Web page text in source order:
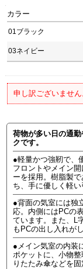
カラー
01ブラック
03ネイビー
申し訳ございませ
荷物が多い日の通
クです。
●軽量かつ強靭で、
フロントやメイン
ーを採用。樹脂製
ち、手に優しく軽い
●背面の気室には独
応。内側にはPCの
ています。また、L
もPCの出し入れが
●メイン気室の内装
ポケットに、小物
りたたみ傘などを固